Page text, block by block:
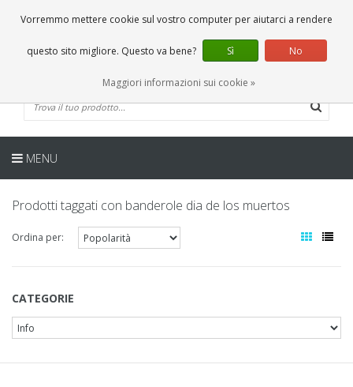
0 Articoli
IT
MENU
Prodotti taggati con banderole dia de los muertos
Ordina per:
CATEGORIE
Vorremmo mettere cookie sul vostro computer per aiutarci a rendere
questo sito migliore. Questo va bene? Sì No
Maggiori informazioni sui cookie »